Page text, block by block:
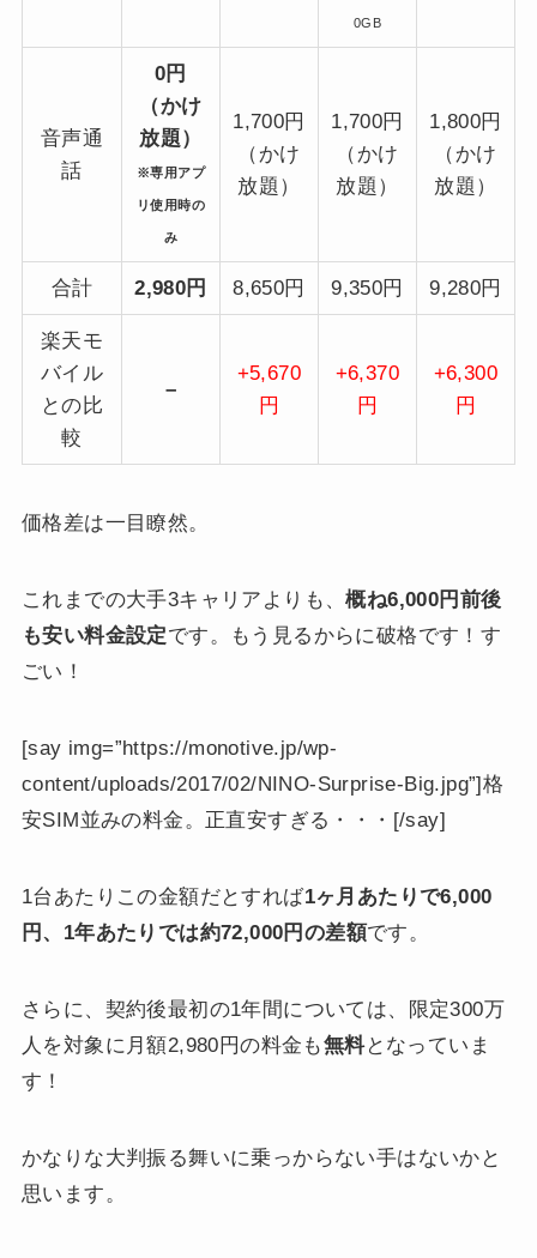
0GB
音声通
話
0円
（かけ
放題）
※専用アプ
リ使用時の
み
1,700円
（かけ
放題）
1,700円
（かけ
放題）
1,800円
（かけ
放題）
合計 2,980円 8,650円 9,350円 9,280円
楽天モ
バイル
との比
較
–
+5,670
円
+6,370
円
+6,300
円
価格差は一目瞭然。
これまでの大手3キャリアよりも、概ね6,000円前後
も安い料金設定です。もう見るからに破格です！す
ごい！
[say img=”https://monotive.jp/wp-
content/uploads/2017/02/NINO-Surprise-Big.jpg”]格
安SIM並みの料金。正直安すぎる・・・[/say]
1台あたりこの金額だとすれば1ヶ月あたりで6,000
円、1年あたりでは約72,000円の差額です。
さらに、契約後最初の1年間については、限定300万
人を対象に月額2,980円の料金も無料となっていま
す！
かなりな大判振る舞いに乗っからない手はないかと
思います。